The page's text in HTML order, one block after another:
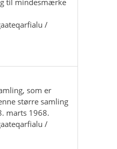
til mindesmærke
/
som er
større samling
marts 1968.
/